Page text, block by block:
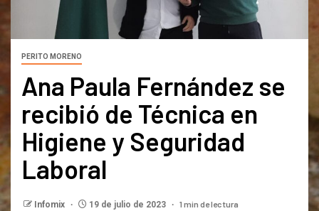
PERITO MORENO
Ana Paula Fernández se
recibió de Técnica en
Higiene y Seguridad
Laboral
Infomix 19 de julio de 2023 1 min de lectura